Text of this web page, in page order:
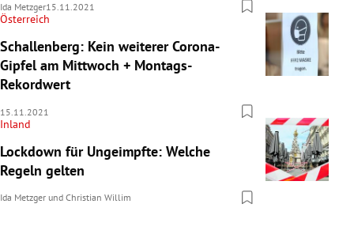
Ida Metzger15.11.2021
Österreich
Schallenberg: Kein weiterer Corona-
Gipfel am Mittwoch + Montags-
Rekordwert
15.11.2021
Inland
Lockdown für Ungeimpfte: Welche
Regeln gelten
Ida Metzger und Christian Willim